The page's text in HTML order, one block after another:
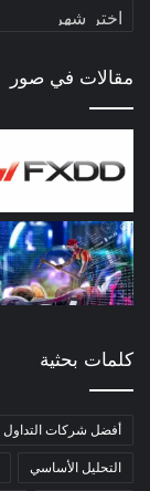
أرشيف
مقالات في صور
كلمات بحثية
أفضل شركات التداول
التحليل الأساسي